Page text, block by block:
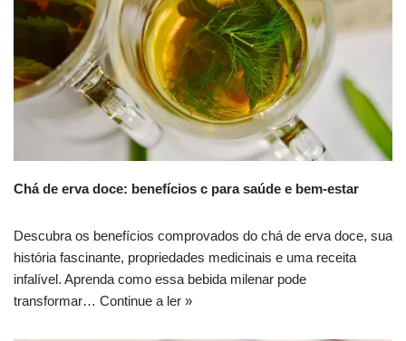
Chá de erva doce: benefícios c para saúde e bem-estar
Descubra os benefícios comprovados do chá de erva doce, sua
história fascinante, propriedades medicinais e uma receita
infalível. Aprenda como essa bebida milenar pode
transformar… Continue a ler »